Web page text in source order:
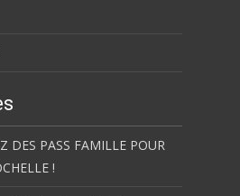
DES PASS FAMILLE POUR
!